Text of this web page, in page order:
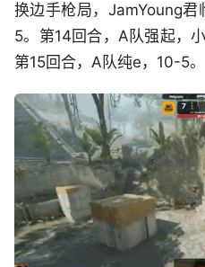
换边手枪局，JamYoung
5。第14回合，A队强起，
第15回合，A队纯e，10-5。